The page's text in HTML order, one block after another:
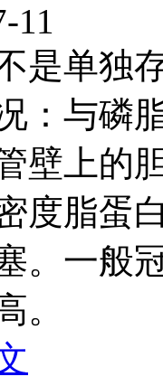
11
是单独
：与磷
壁上的
度脂蛋
。一般
。